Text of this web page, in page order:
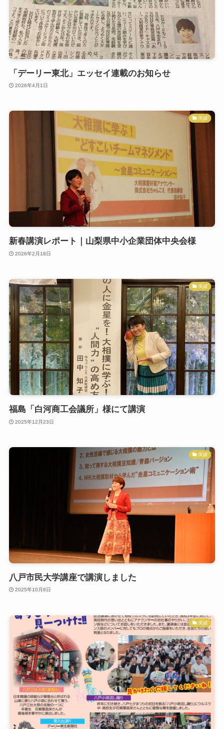
「デーリー東北」エッセイ連載のお知らせ
2026年4月1日
実績
新春講演レポート｜山梨県中小企業団体中央会様
2026年2月18日
実績
福島「白河商工会議所」様にて講演
2025年12月23日
実績
八戸市民大学講座で講演しました
2025年10月8日
実績